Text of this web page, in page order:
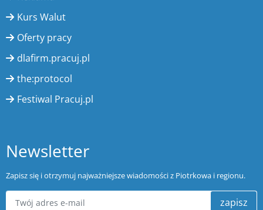
Kurs Walut
Oferty pracy
dlafirm.pracuj.pl
the:protocol
Festiwal Pracuj.pl
Newsletter
Zapisz się i otrzymuj najważniejsze wiadomości z Piotrkowa i regionu.
zapisz